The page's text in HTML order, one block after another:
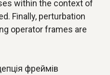
within the context of
Finally, perturbation
operator frames are
фреймів